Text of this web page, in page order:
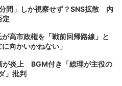
間」しか視察せず？SNS拡散 内
定
高市政権を「戦前回帰路線」と
向かいかねない」
が炎上 BGM付き「総理が主役の
」批判